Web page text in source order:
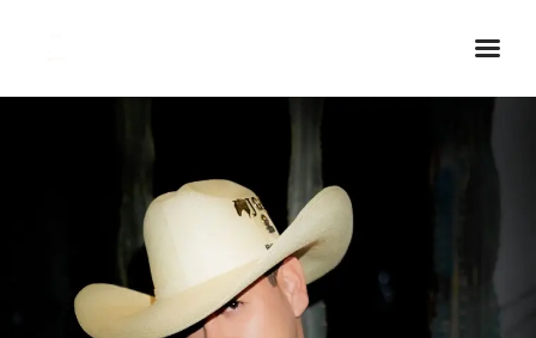
Inicio Real FM
Streaming
En Vivo
Descarga La APP
Programas